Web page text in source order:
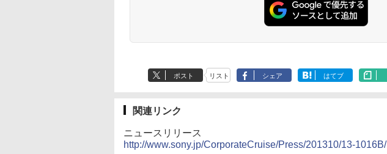
ポスト リスト シェア はてブ
関連リンク
ニュースリリース
http://www.sony.jp/CorporateCruise/Press/201310/13-1016B/